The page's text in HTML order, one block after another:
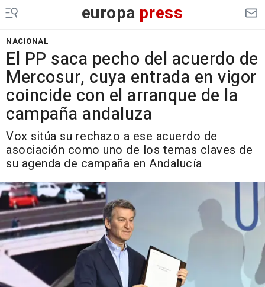
europa press
NACIONAL
El PP saca pecho del acuerdo de
Mercosur, cuya entrada en vigor
coincide con el arranque de la
campaña andaluza
Vox sitúa su rechazo a ese acuerdo de
asociación como uno de los temas claves de
su agenda de campaña en Andalucía